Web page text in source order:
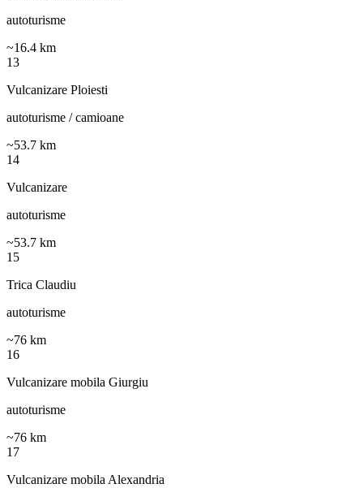
autoturisme
~16.4 km
13
Vulcanizare Ploiesti
autoturisme / camioane
~53.7 km
14
Vulcanizare
autoturisme
~53.7 km
15
Trica Claudiu
autoturisme
~76 km
16
Vulcanizare mobila Giurgiu
autoturisme
~76 km
17
Vulcanizare mobila Alexandria